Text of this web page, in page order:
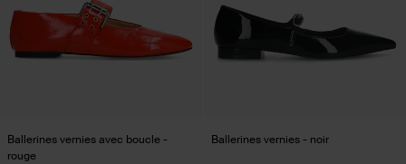
Ballerines vernies avec boucle -
rouge
Ballerines vernies - noir